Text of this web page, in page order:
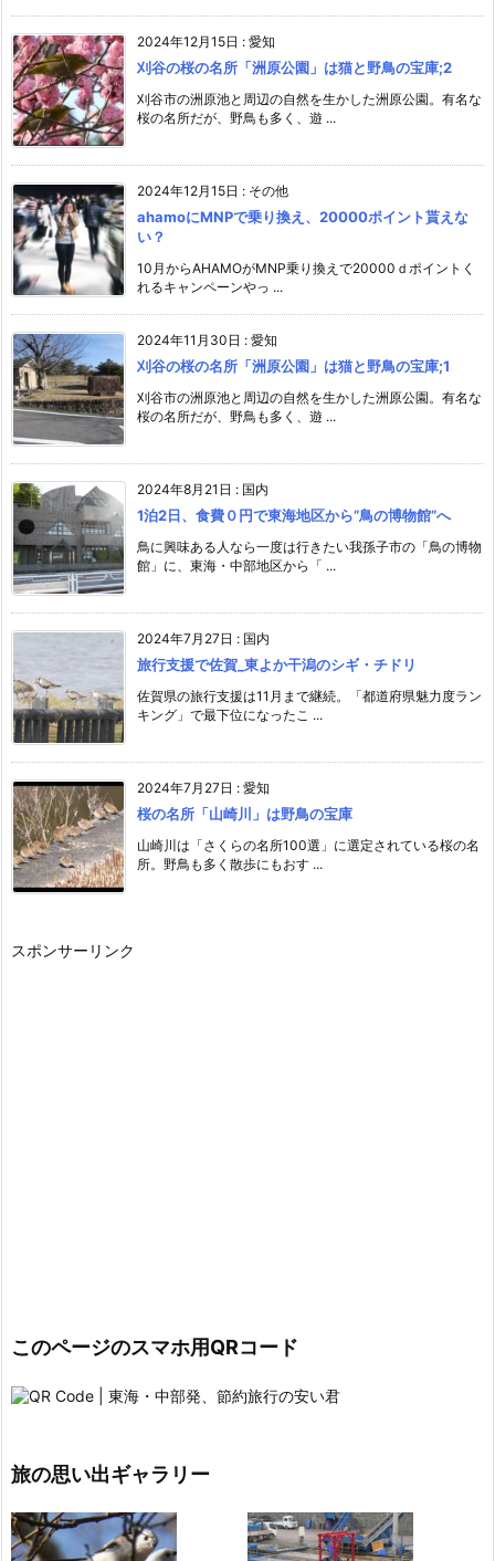
2024年12月15日 : 愛知
刈谷の桜の名所「洲原公園」は猫と野鳥の宝庫;2
刈谷市の洲原池と周辺の自然を生かした洲原公園。有名な
桜の名所だが、野鳥も多く、遊 ...
2024年12月15日 : その他
ahamoにMNPで乗り換え、20000ポイント貰えな
い？
10月からAHAMOがMNP乗り換えで20000ｄポイントく
れるキャンペーンやっ ...
2024年11月30日 : 愛知
刈谷の桜の名所「洲原公園」は猫と野鳥の宝庫;1
刈谷市の洲原池と周辺の自然を生かした洲原公園。有名な
桜の名所だが、野鳥も多く、遊 ...
2024年8月21日 : 国内
1泊2日、食費０円で東海地区から”鳥の博物館”へ
鳥に興味ある人なら一度は行きたい我孫子市の「鳥の博物
館」に、東海・中部地区から「 ...
2024年7月27日 : 国内
旅行支援で佐賀_東よか干潟のシギ・チドリ
佐賀県の旅行支援は11月まで継続。「都道府県魅力度ラン
キング」で最下位になったこ ...
2024年7月27日 : 愛知
桜の名所「山崎川」は野鳥の宝庫
山崎川は「さくらの名所100選」に選定されている桜の名
所。野鳥も多く散歩にもおす ...
スポンサーリンク
このページのスマホ用QRコード
旅の思い出ギャラリー